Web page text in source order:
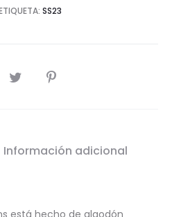
SS23
Información adicional
está hecho de algodón